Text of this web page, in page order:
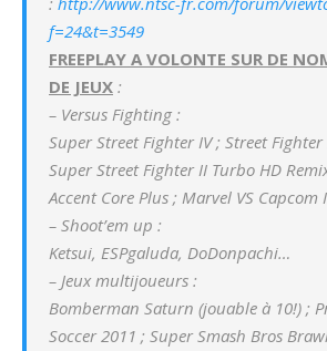
f=24&t=3549
FREEPLAY A VOLONTE SUR DE
DE JEUX :
– Versus Fighting :
Super Street Fighter IV ; Street
Super Street Fighter II Turbo HD
Accent Core Plus ; Marvel VS Capcom
– Shoot’em up :
Ketsui, ESPgaluda, DoDonpachi…
– Jeux multijoueurs :
Bomberman Saturn (jouable à 10!) ;
Soccer 2011 ; Super Smash Bros